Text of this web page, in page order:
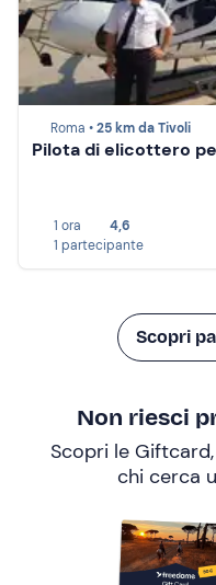
Roma •25 km da Tivoli
Pilota di elicottero
1 ora
4,6
1 partecipante
Scopri
Non riesci
Scopri le
chi cerca